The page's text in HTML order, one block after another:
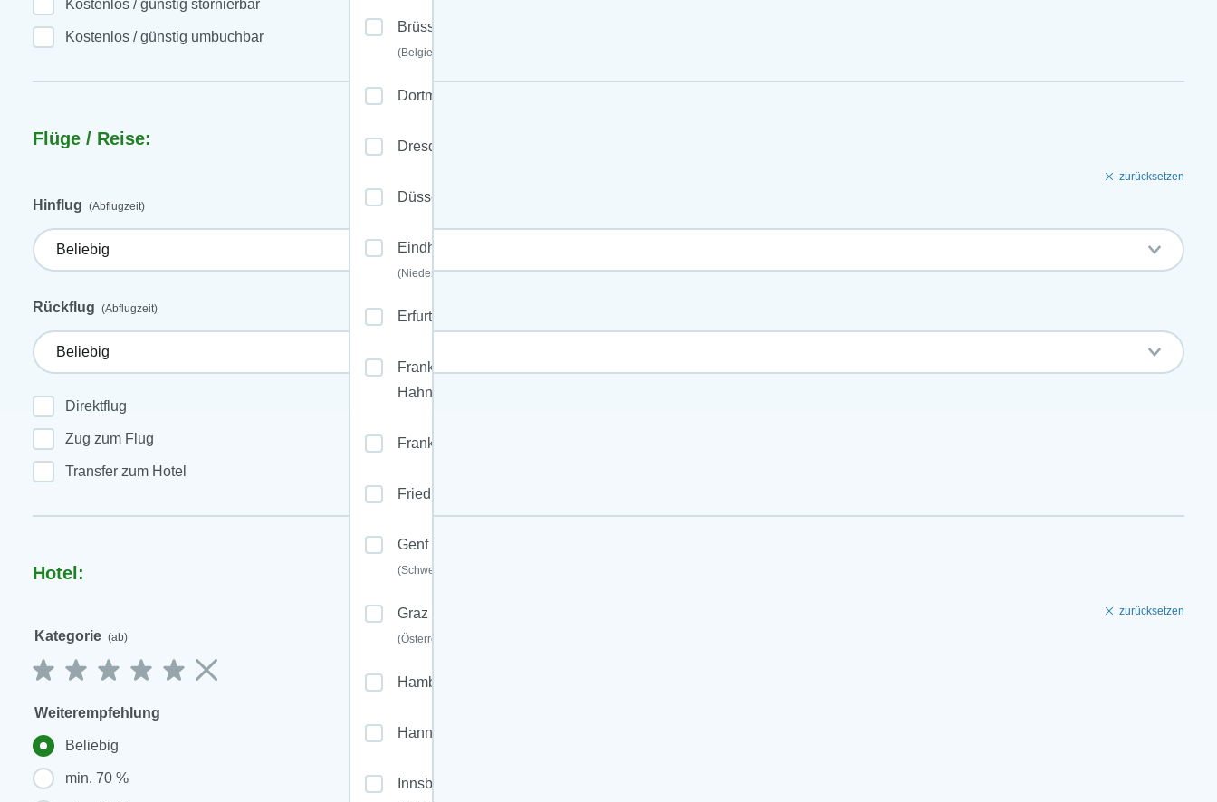
Brüssel
(Belgien)
Dortmund
Dresden
Düsseldorf
Eindhoven
(Niederlande)
Erfurt
Frankfurt-
Hahn
Frankfurt/Main
Friedrichshafen
Genf
(Schweiz)
Graz
(Österreich)
Hamburg
Hannover
Innsbruck
Kostenlos / günstig stornierbar
Kostenlos / günstig umbuchbar
Flüge / Reise:
zurücksetzen
Hinflug (Abflugzeit)
Rückflug (Abflugzeit)
Direktflug
Zug zum Flug
Transfer zum Hotel
Hotel:
zurücksetzen
Kategorie (ab)
Weiterempfehlung
Beliebig
min. 70 %